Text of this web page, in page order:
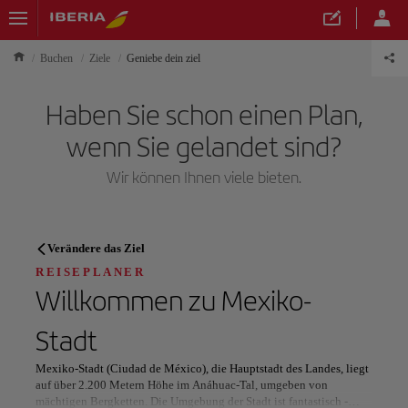
Buchen Ziele Geniebe dein ziel
Haben Sie schon einen Plan,
wenn Sie gelandet sind?
Wir können Ihnen viele bieten.
REISEPLANER
Entdecken Sie Ihr nächstes
Reiseziel
Verändere das Ziel
REISEPLANER
Willkommen zu Mexiko-
Stadt
Mexiko-Stadt (Ciudad de México), die Hauptstadt des Landes, liegt
auf über 2.200 Metern Höhe im Anáhuac-Tal, umgeben von
mächtigen Bergketten. Die Umgebung der Stadt ist fantastisch -